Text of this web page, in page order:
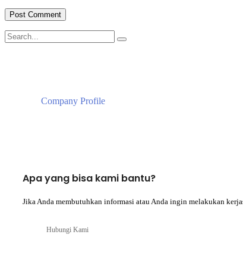
Company Profile
Apa yang bisa kami bantu?
Jika Anda membutuhkan informasi atau Anda ingin melakukan
Hubungi Kami